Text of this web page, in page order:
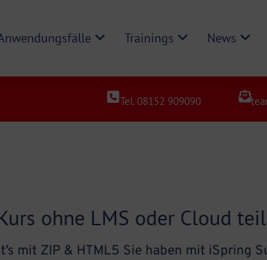
Trainings News
Tel. 08152 909090
ohne LMS oder Cloud
mit ZIP & HTML5 Sie haben mit iSpring